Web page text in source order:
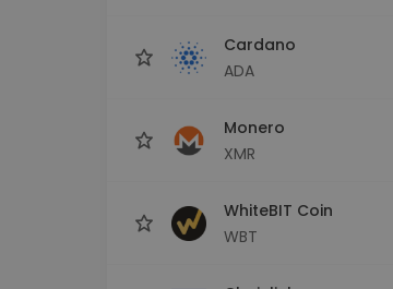
Cardano
ADA
Monero
XMR
WhiteBIT Coin
WBT